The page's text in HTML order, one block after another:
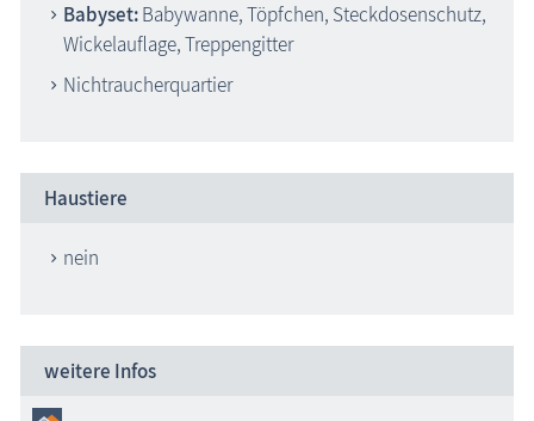
Babyset:Babywanne, Töpfchen, Steckdosenschutz,
Wickelauflage, Treppengitter
Nichtraucherquartier
Haustiere
nein
weitere Infos